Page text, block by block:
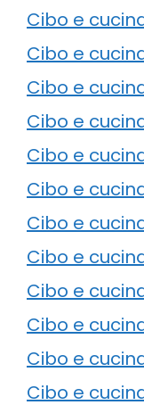
Cibo e
Cibo e
Cibo e
Cibo e
Cibo e
Cibo e
Cibo e
Cibo e
Cibo e
Cibo e
Cibo e
Cibo e